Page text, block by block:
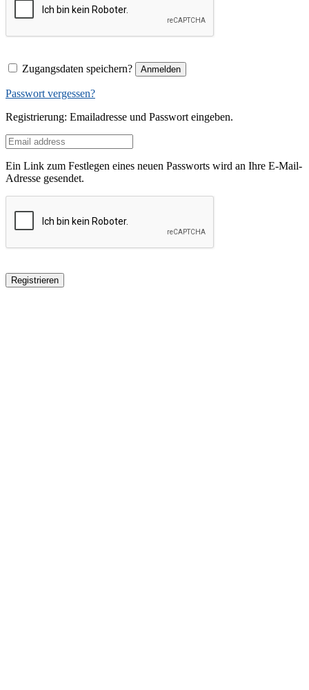
Zugangsdaten speichern? Anmelden
Passwort vergessen?
Registrierung: Emailadresse und Passwort eingeben.
Ein Link zum Festlegen eines neuen Passworts wird an Ihre E-Mail-
Adresse gesendet.
Registrieren